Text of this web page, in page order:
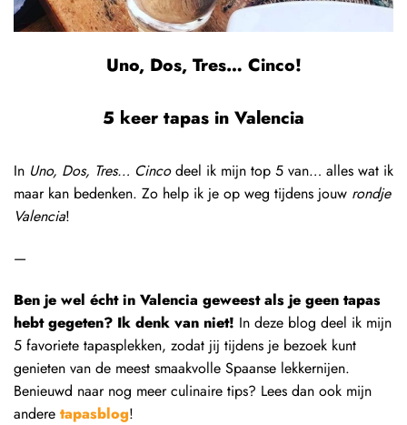
Uno, Dos, Tres… Cinco!
5 keer tapas in Valencia
In Uno, Dos, Tres… Cinco deel ik mijn top 5 van… alles wat ik
maar kan bedenken. Zo help ik je op weg tijdens jouw rondje
Valencia!
—
Ben je wel écht in Valencia geweest als je geen tapas
hebt gegeten? Ik denk van niet! In deze blog deel ik mijn
5 favoriete tapasplekken, zodat jij tijdens je bezoek kunt
genieten van de meest smaakvolle Spaanse lekkernijen.
Benieuwd naar nog meer culinaire tips? Lees dan ook mijn
andere tapasblog!